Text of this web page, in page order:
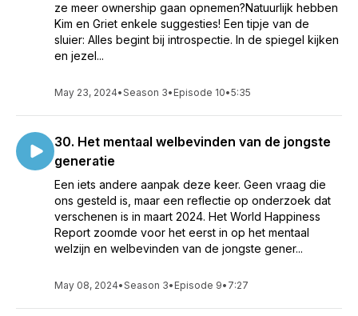
ze meer ownership gaan opnemen?Natuurlijk hebben
Kim en Griet enkele suggesties! Een tipje van de
sluier: Alles begint bij introspectie. In de spiegel kijken
en jezel...
May 23, 2024•Season 3• Episode 10•5:35
30. Het mentaal welbevinden van de jongste
generatie
Een iets andere aanpak deze keer. Geen vraag die
ons gesteld is, maar een reflectie op onderzoek dat
verschenen is in maart 2024. Het World Happiness
Report zoomde voor het eerst in op het mentaal
welzijn en welbevinden van de jongste gener...
May 08, 2024•Season 3• Episode 9• 7:27